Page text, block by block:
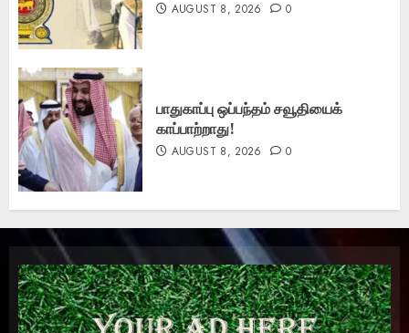
AUGUST 8, 2026 0
பாதுகாப்பு ஒப்பந்தம் சவூதியைக்
காப்பாற்றாது!
AUGUST 8, 2026 0